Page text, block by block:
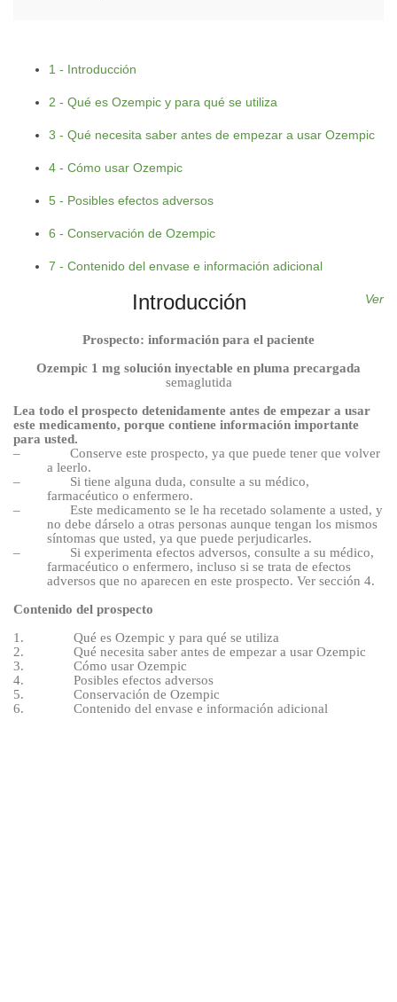
1 - Introducción
2 - Qué es Ozempic y para qué se utiliza
3 - Qué necesita saber antes de empezar a usar Ozempic
4 - Cómo usar Ozempic
5 - Posibles efectos adversos
6 - Conservación de Ozempic
7 - Contenido del envase e información adicional
Ver
Introducción
Prospecto: información para el paciente
Ozempic 1 mg solución inyectable en pluma precargada
semaglutida
Lea todo el prospecto detenidamente antes de empezar a usar
este medicamento, porque contiene información importante
para usted.
–
Conserve este prospecto, ya que puede tener que volver
a leerlo.
–
Si tiene alguna duda, consulte a su médico,
farmacéutico o enfermero.
–
Este medicamento se le ha recetado solamente a usted, y
no debe dárselo a otras personas aunque tengan los mismos
síntomas que usted, ya que puede perjudicarles.
–
Si experimenta efectos adversos, consulte a su médico,
farmacéutico o enfermero, incluso si se trata de efectos
adversos que no aparecen en este prospecto. Ver sección 4.
Contenido del prospecto
1.
Qué es Ozempic y para qué se utiliza
2.
Qué necesita saber antes de empezar a usar Ozempic
3.
Cómo usar Ozempic
4.
Posibles efectos adversos
5.
Conservación de Ozempic
6.
Contenido del envase e información adicional